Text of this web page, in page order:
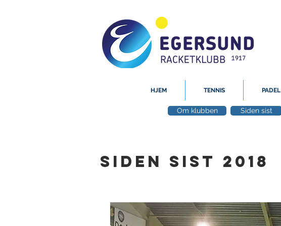
HJEM TENNIS PADEL
Om klubben Siden sist
SIDEN SIST 2018